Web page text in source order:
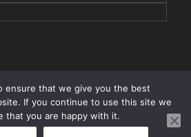
ensure that we give you the best
If you continue to use this site we
that you are happy with it.